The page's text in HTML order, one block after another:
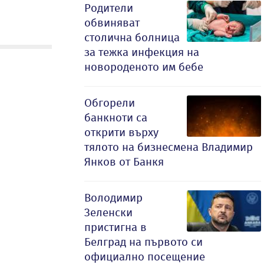
Родители
обвиняват
столична болница
за тежка инфекция на
новороденото им бебе
Обгорели
банкноти са
открити върху
тялото на бизнесмена Владимир
Янков от Банкя
Володимир
Зеленски
пристигна в
Белград на първото си
официално посещение